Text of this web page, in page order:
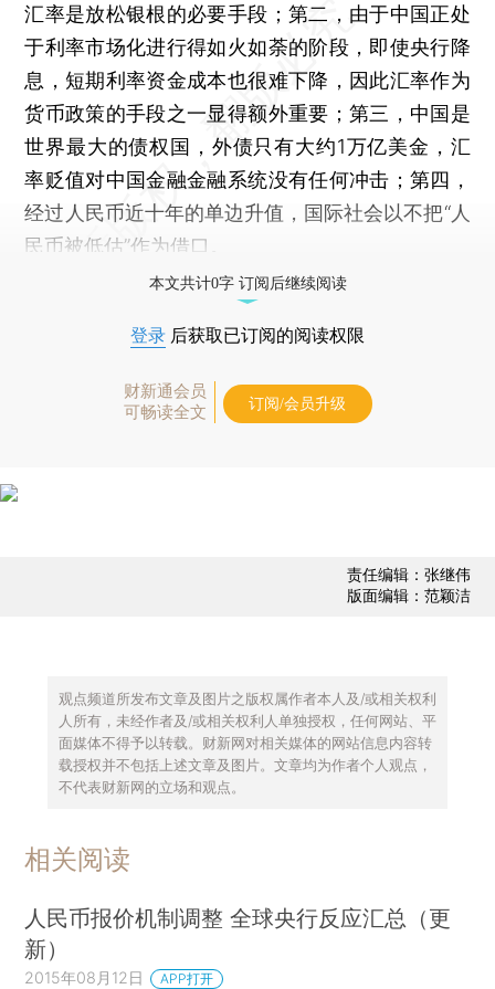
汇率是放松银根的必要手段；第二，由于中国正处
于利率市场化进行得如火如荼的阶段，即使央行降
息，短期利率资金成本也很难下降，因此汇率作为
货币政策的手段之一显得额外重要；第三，中国是
世界最大的债权国，外债只有大约1万亿美金，汇
率贬值对中国金融金融系统没有任何冲击；第四，
经过人民币近十年的单边升值，国际社会以不把“人
民币被低估”作为借口。
本文共计0字 订阅后继续阅读
登录 后获取已订阅的阅读权限
财新通会员
可畅读全文
订阅/会员升级
责任编辑：张继伟
版面编辑：范颖洁
观点频道所发布文章及图片之版权属作者本人及/或相关权利
人所有，未经作者及/或相关权利人单独授权，任何网站、平
面媒体不得予以转载。财新网对相关媒体的网站信息内容转
载授权并不包括上述文章及图片。文章均为作者个人观点，
不代表财新网的立场和观点。
相关阅读
人民币报价机制调整 全球央行反应汇总（更
新）
2015年08月12日 APP打开